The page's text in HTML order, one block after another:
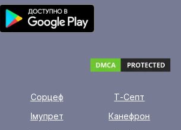
Сорцеф
Т-Септ
Імупрет
Канефрон